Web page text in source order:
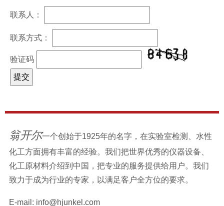
联系人：
联系方式：
验证码
翁开尔一个创始于1925年的名字，在实验室检测、水性
化工方面拥有丰富的经验。我们把世界优秀的仪器设备、
化工原材料介绍到中国，把专业的服务提供给用户。我们
致力于成为行业的专家，以满足客户全方位的要求。
E-mail: info@hjunkel.com